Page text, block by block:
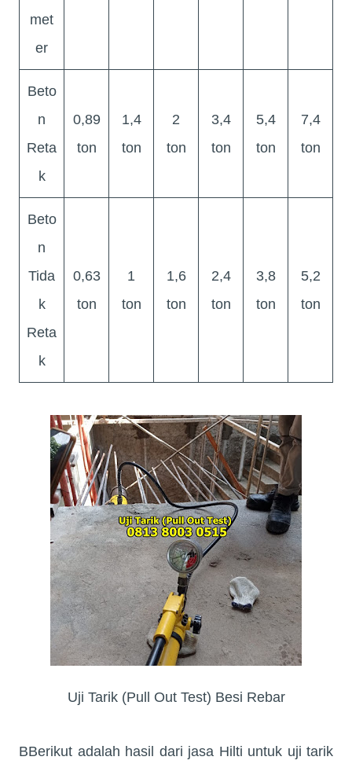
met
er
Beto
n
Reta
k
0,89
ton
1,4
ton
2
ton
3,4
ton
5,4
ton
7,4
ton
Beto
n
Tida
k
Reta
k
0,63
ton
1
ton
1,6
ton
2,4
ton
3,8
ton
5,2
ton
Uji Tarik (Pull Out Test) Besi Rebar
BBerikut adalah hasil dari jasa Hilti untuk uji tarik